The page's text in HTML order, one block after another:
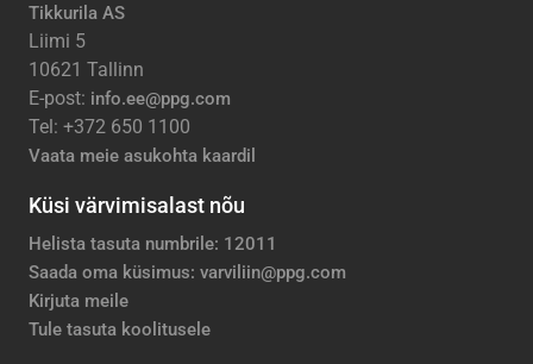
Tikkurila AS
Liimi 5
10621 Tallinn
E-post: info.ee@ppg.com
Tel: +372 650 1100
Vaata meie asukohta kaardil
Küsi värvimisalast nõu
Helista tasuta numbrile: 12011
Saada oma küsimus: varviliin@ppg.com
Kirjuta meile
Tule tasuta koolitusele